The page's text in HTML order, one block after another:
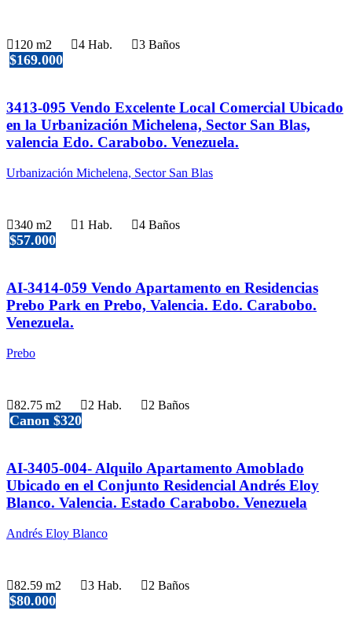
120 m2 4 Hab. 3 Baños
$169.000
3413-095 Vendo Excelente Local Comercial Ubicado
en la Urbanización Michelena, Sector San Blas,
valencia Edo. Carabobo. Venezuela.
Urbanización Michelena, Sector San Blas
340 m2 1 Hab. 4 Baños
$57.000
AI-3414-059 Vendo Apartamento en Residencias
Prebo Park en Prebo, Valencia. Edo. Carabobo.
Venezuela.
Prebo
82.75 m2 2 Hab. 2 Baños
Canon $320
AI-3405-004- Alquilo Apartamento Amoblado
Ubicado en el Conjunto Residencial Andrés Eloy
Blanco. Valencia. Estado Carabobo. Venezuela
Andrés Eloy Blanco
82.59 m2 3 Hab. 2 Baños
$80.000